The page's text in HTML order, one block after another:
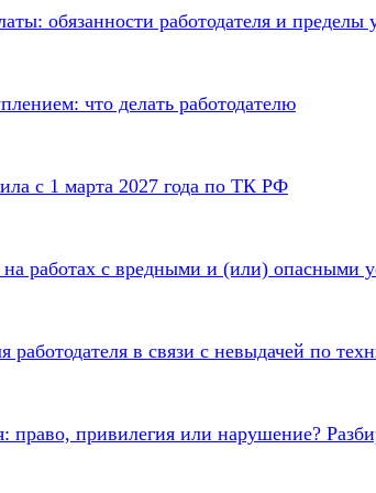
обязанности работодателя и пределы
что делать работодателю
с 1 марта 2027 года по ТК РФ
работах с вредными и (или) опасными
работодателя в связи с невыдачей по
право, привилегия или нарушение?